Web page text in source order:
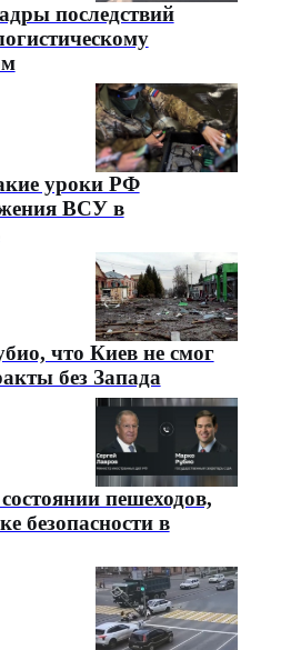
последствий
уроки РФ
ВСУ в
что Киев не смог
без Запада
пешеходов,
безопасности в